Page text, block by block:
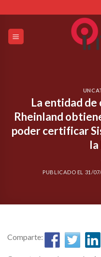
to
content
La entidad
Rheinland
poder certificar
la
PUBLICADO EL 31/
Comparte: